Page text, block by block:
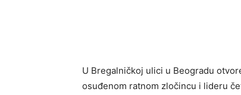
U Bregalničkoj ulici u Beogradu
osuđenom ratnom zločincu i lideru